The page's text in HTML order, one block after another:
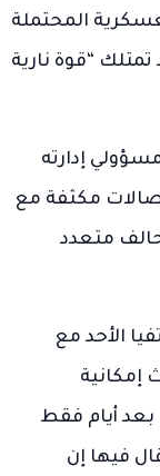
المحتملة
“قوة نارية
إدارته
مكثفة مع
متعدد
الأحد مع
إمكانية
بعد أيام فقط
فيها إن